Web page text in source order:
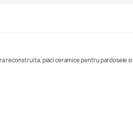
reconstruita, placi ceramice pentru pardosele si